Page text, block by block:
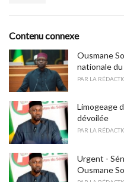
o
r
i
e
s
:Contenu connexe
Ousmane
nationale du
PAR LA
Limogeage
dévoilée
PAR LA
Urgent -
Ousmane